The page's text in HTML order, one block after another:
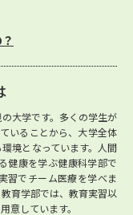
大学です。多くの学生が
いることから、大学全体
境となっています。人間
健康を学ぶ健康科学部で
習でチーム医療を学べま
育学部では、教育実習以
意しています。